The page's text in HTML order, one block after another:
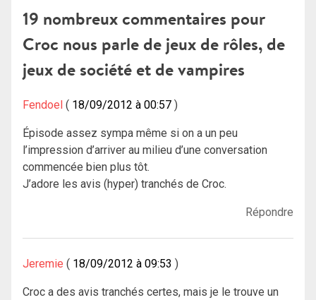
l’article
19 nombreux commentaires pour
Croc nous parle de jeux de rôles, de
jeux de société et de vampires
Fendoel 18/09/2012 à 00:57
Épisode assez sympa même si on a un peu
l’impression d’arriver au milieu d’une conversation
commencée bien plus tôt.
J’adore les avis (hyper) tranchés de Croc.
Répondre
Jeremie 18/09/2012 à 09:53
Croc a des avis tranchés certes, mais je le trouve un